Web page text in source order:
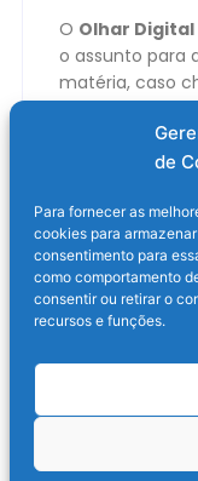
de
Para fornecer as
cookies para
consentimento para
como comportamento
consentir ou retirar o
recursos e funções.
O Olhar Digital
o assunto para
matéria, caso
Meta
no Facebook